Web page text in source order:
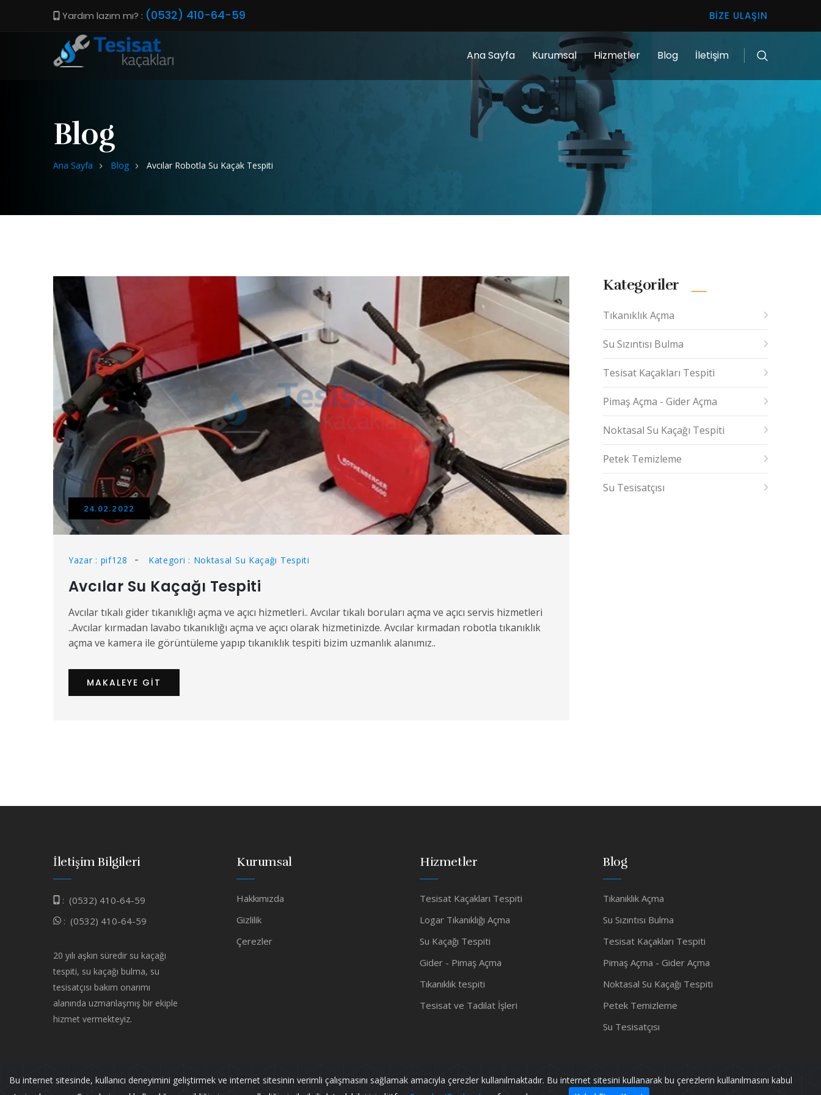
Bu internet sitesinde, kullanıcı deneyimini geliştirmek ve internet sitesinin verimli çalışmasını sağlamak amacıyla çerezler kullanılmaktadır. Bu internet sitesini kullanarak bu çerezlerin kullanılmasını kabul
Yardım lazım mı? : (0532) 410-64-59 BIZE ULAŞIN
Ana Sayfa Kurumsal Hizmetler Blog İletişim
Blog
Ana Sayfa Blog Avcılar Robotla Su Kaçak Tespiti
24.02.2022
Yazar : pif128 Kategori : Noktasal Su Kaçağı Tespiti
Avcılar Su Kaçağı Tespiti
Avcılar tıkalı gider tıkanıklığı açma ve açıcı hizmetleri.. Avcılar tıkalı boruları açma ve açıcı servis hizmetleri
..Avcılar kırmadan lavabo tıkanıklığı açma ve açıcı olarak hizmetinizde. Avcılar kırmadan robotla tıkanıklık
açma ve kamera ile görüntüleme yapıp tıkanıklık tespiti bizim uzmanlık alanımız..
MAKALEYE GIT
Kategoriler
Tıkanıklık Açma
Su Sızıntısı Bulma
Tesisat Kaçakları Tespiti
Pimaş Açma - Gider Açma
Noktasal Su Kaçağı Tespiti
Petek Temizleme
Su Tesisatçısı
İletişim Bilgileri
: (0532) 410-64-59
: (0532) 410-64-59
20 yılı aşkın süredir su kaçağı
tespiti, su kaçağı bulma, su
tesisatçısı bakım onarımı
alanında uzmanlaşmış bir ekiple
hizmet vermekteyiz.
Kurumsal
Hakkımızda
Gizlilik
Çerezler
Hizmetler
Tesisat Kaçakları Tespiti
Logar Tıkanıklığı Açma
Su Kaçağı Tespiti
Gider - Pimaş Açma
Tıkanıklık tespiti
Tesisat ve Tadilat İşleri
Blog
Tıkanıklık Açma
Su Sızıntısı Bulma
Tesisat Kaçakları Tespiti
Pimaş Açma - Gider Açma
Noktasal Su Kaçağı Tespiti
Petek Temizleme
Su Tesisatçısı
Murat TESİSAT Tüm Hakları Saklıdır.